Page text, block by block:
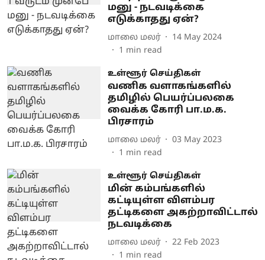
மனு - நடவடிக்கை
எடுக்காதது ஏன்?
மாலை மலர்
14 May 2024
1 min read
உள்ளூர் செய்திகள்
வணிக வளாகங்களில்
தமிழில் பெயர்ப்பலகை
வைக்க கோரி பா.ம.க.
பிரசாரம்
மாலை மலர்
03 May 2023
1 min read
உள்ளூர் செய்திகள்
மின் கம்பங்களில்
கட்டியுள்ள விளம்பர
தட்டிகளை அகற்றாவிட்டால்
நடவடிக்கை
மாலை மலர்
22 Feb 2023
1 min read